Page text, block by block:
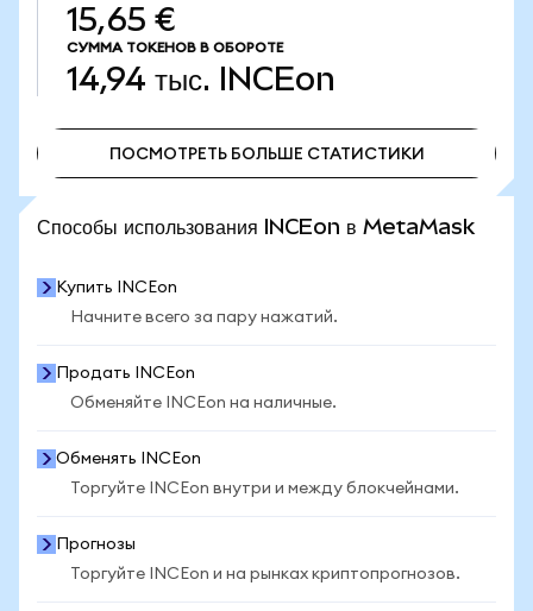
15,65 €
СУММА ТОКЕНОВ В ОБОРОТЕ
14,94 тыс. INCEon
ПОСМОТРЕТЬ БОЛЬШЕ СТАТИСТИКИ
Способы использования INCEon в MetaMask
Купить INCEon
Начните всего за пару нажатий.
Продать INCEon
Обменяйте INCEon на наличные.
Обменять INCEon
Торгуйте INCEon внутри и между блокчейнами.
Прогнозы
Торгуйте INCEon и на рынках криптопрогнозов.